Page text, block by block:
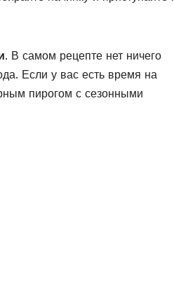
. В самом рецепте нет ничего
Если у вас есть время на
пирогом с сезонными